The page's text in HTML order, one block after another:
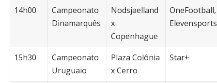
14h00
Campeonato
Dinamarquês
Nodsjaelland
x
Copenhague
OneFootball,
Elevensports
15h30
Campeonato
Uruguaio
Plaza Colônia
x Cerro
Star+